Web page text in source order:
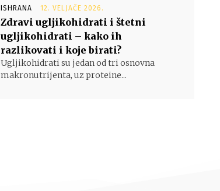
ISHRANA 12. VELJAČE 2026.
Zdravi ugljikohidrati i štetni
ugljikohidrati – kako ih
razlikovati i koje birati?
Ugljikohidrati su jedan od tri osnovna
makronutrijenta, uz proteine...